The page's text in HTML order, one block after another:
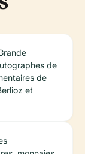
de
de
et